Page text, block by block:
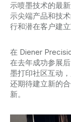
示喷墨技术的最
示尖端产品和技
行和潜在客户建
在 Diener
在去年成功参展
墨打印社区互动
还期待建立新的
新。